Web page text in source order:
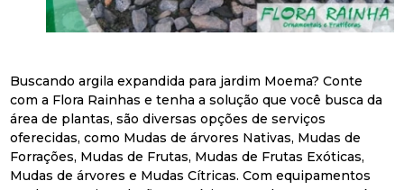
Buscando argila expandida para jardim Moema? Conte
com a Flora Rainhas e tenha a solução que você busca da
área de plantas, são diversas opções de serviços
oferecidas, como Mudas de árvores Nativas, Mudas de
Forrações, Mudas de Frutas, Mudas de Frutas Exóticas,
Mudas de árvores e Mudas Cítricas. Com equipamentos